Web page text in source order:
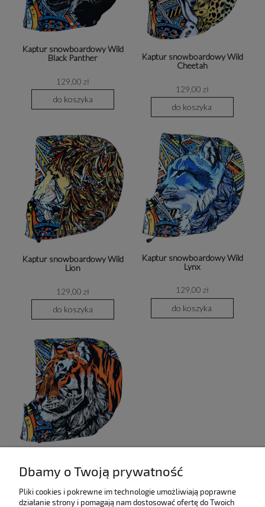
Kaptur snowboardowy Wild
Black Panther
129,00 zł
do koszyka
Kaptur snowboardowy Wild
Cheetah
129,00 zł
do koszyka
Kaptur snowboardowy Wild
Lion
129,00 zł
do koszyka
Kaptur snowboardowy Wild
Lynx
129,00 zł
do koszyka
Tiger
129,00 zł
Dbamy o Twoją prywatność
Pliki cookies i pokrewne im technologie umożliwiają poprawne
działanie strony i pomagają nam dostosować ofertę do Twoich